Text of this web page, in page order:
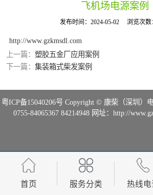
飞机场电源案例
发布时间：2024-05-02 浏览次数
http://www.gzkmsdl.com
上一篇： 塑胶五金厂应用案例
下一篇： 集装箱式柴发案例
粤ICP备15040206号 Copyright © 康柴（深圳）
0755-84065367 84214948 网址：http://
首页 服务分类 热线电